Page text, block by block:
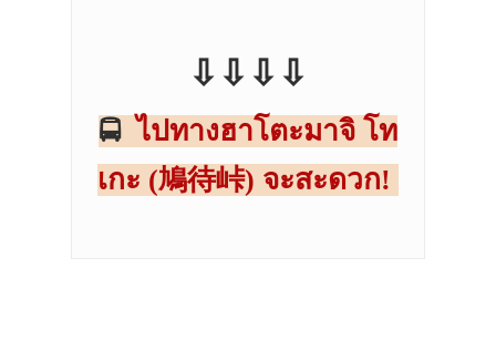
⇩⇩⇩⇩
🚍 ไปทางฮาโตะมาจิ โท
เกะ (鳩待峠) จะสะดวก!